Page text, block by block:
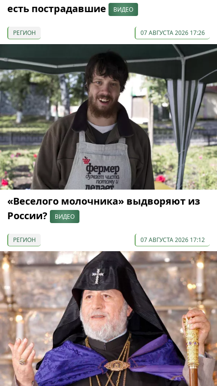
есть пострадавшие
ВИДЕО
РЕГИОН 07 АВГУСТА 2026 17:26
«Веселого молочника» выдворяют из
России?
ВИДЕО
РЕГИОН 07 АВГУСТА 2026 17:12